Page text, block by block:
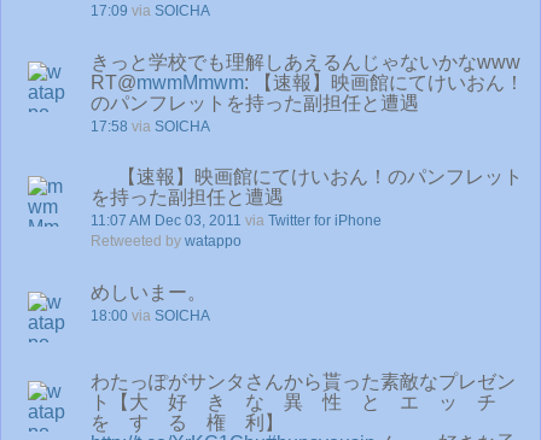
17:09 via SOICHA
きっと学校でも理解しあえるんじゃないかなwww
RT@mwmMmwm: 【速報】映画館にてけいおん！
のパンフレットを持った副担任と遭遇
17:58 via SOICHA
【速報】映画館にてけいおん！のパンフレット
を持った副担任と遭遇
11:07 AM Dec 03, 2011 via Twitter for iPhone
Retweeted by watappo
めしいまー。
18:00 via SOICHA
わたっぽがサンタさんから貰った素敵なプレゼン
ト【大 好 き な 異 性 と エ ッ チ
を す る 権 利】